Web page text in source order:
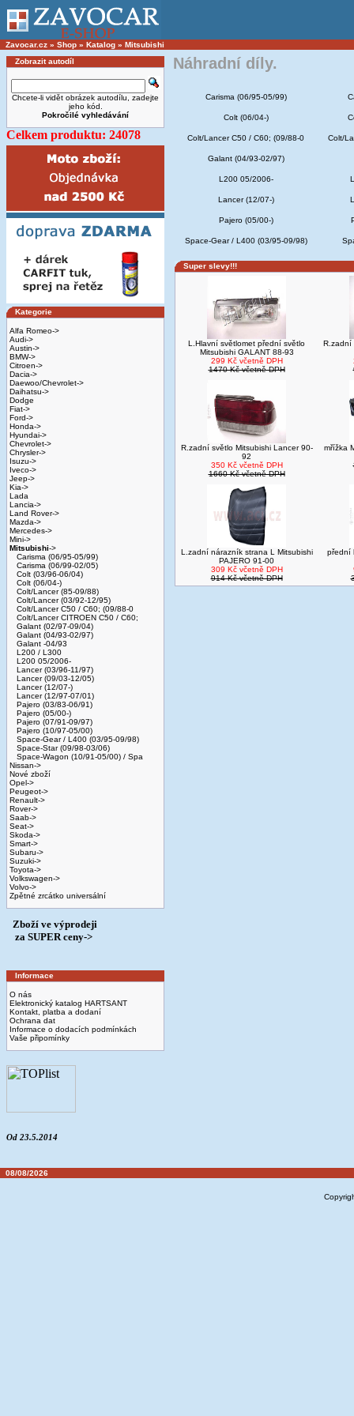
Zavocar.cz » Shop » Katalog » Mitsubishi
Zobrazit autodíl
Chcete-li vidět obrázek autodílu, zadejte
jeho kód.
Pokročilé vyhledávání
Celkem produktu: 24078
Kategorie
Alfa Romeo->
Audi->
Austin->
BMW->
Citroen->
Dacia->
Daewoo/Chevrolet->
Daihatsu->
Dodge
Fiat->
Ford->
Honda->
Hyundai->
Chevrolet->
Chrysler->
Isuzu->
Iveco->
Jeep->
Kia->
Lada
Lancia->
Land Rover->
Mazda->
Mercedes->
Mini->
Mitsubishi->
Carisma (06/95-05/99)
Carisma (06/99-02/05)
Colt (03/96-06/04)
Colt (06/04-)
Colt/Lancer (85-09/88)
Colt/Lancer (03/92-12/95)
Colt/Lancer C50 / C60; (09/88-0
Colt/Lancer CITROEN C50 / C60;
Galant (02/97-09/04)
Galant (04/93-02/97)
Galant -04/93
L200 / L300
L200 05/2006-
Lancer (03/96-11/97)
Lancer (09/03-12/05)
Lancer (12/07-)
Lancer (12/97-07/01)
Pajero (03/83-06/91)
Pajero (05/00-)
Pajero (07/91-09/97)
Pajero (10/97-05/00)
Space-Gear / L400 (03/95-09/98)
Space-Star (09/98-03/06)
Space-Wagon (10/91-05/00) / Spa
Nissan->
Nové zboží
Opel->
Peugeot->
Renault->
Rover->
Saab->
Seat->
Skoda->
Smart->
Subaru->
Suzuki->
Toyota->
Volkswagen->
Volvo->
Zpětné zrcátko universální
Zboží ve výprodeji
­ za SUPER ceny->
Informace
O nás
Elektronický katalog HARTSANT
Kontakt, platba a dodaní
Ochrana dat
Informace o dodacích podmínkách
Vaše připomínky
Od 23.5.2014
Náhradní díly.
Carisma (06/95-05/99)
Colt (06/04-)
Colt/Lancer C50 / C60; (09/88-0 Colt/
Galant (04/93-02/97)
L200 05/2006-
Lancer (12/07-)
Pajero (05/00-)
Space-Gear / L400 (03/95-09/98)
Super slevy!!!
L.Hlavní světlomet přední světlo
Mitsubishi GALANT 88-93
299 Kč včetně DPH
1470 Kč včetně DPH
R.zadní
R.zadní světlo Mitsubishi Lancer 90-
92
350 Kč včetně DPH
1660 Kč včetně DPH
mřížka
L.zadní nárazník strana L Mitsubishi
PAJERO 91-00
309 Kč včetně DPH
914 Kč včetně DPH
přední
08/08/2026